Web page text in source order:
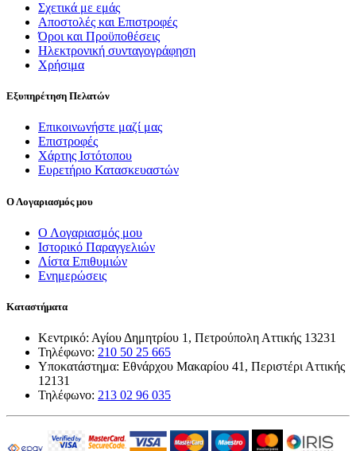
Σχετικά με εμάς
Αποστολές και Επιστροφές
Όροι και Προϋποθέσεις
Ηλεκτρονική συνταγογράφηση
Χρήσιμα
Εξυπηρέτηση Πελατών
Επικοινωνήστε μαζί μας
Επιστροφές
Χάρτης Ιστότοπου
Ευρετήριο Κατασκευαστών
Ο Λογαριασμός μου
Ο Λογαριασμός μου
Ιστορικό Παραγγελιών
Λίστα Επιθυμιών
Ενημερώσεις
Καταστήματα
Κεντρικό: Αγίου Δημητρίου 1, Πετρούπολη Αττικής 13231
Τηλέφωνο: 210 50 25 665
Υποκατάστημα: Εθνάρχου Μακαρίου 41, Περιστέρι Αττικής
12131
Τηλέφωνο: 213 02 96 035